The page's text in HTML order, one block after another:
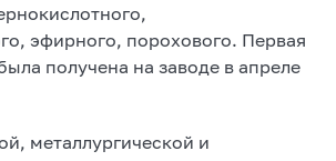
эфирного, порохового. Первая
получена на заводе в апреле
металлургической и